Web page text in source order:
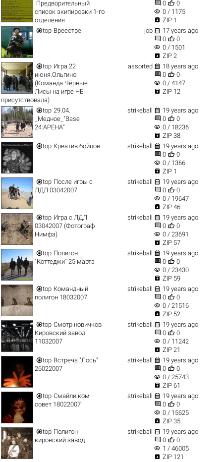
Предворительный
список экипировки 1-го
отделения
 0  0
visibility 0 / 1175
 ZIP 1
top Вреестре job  17 years ago
 0  0
visibility 0 / 1501
 ZIP 2
top Игра 22
июня.Ольгино
(Команда Чёрные
Лисы на игре НЕ
присутствовала)
assorted  18 years ago
 0  0
visibility 0 / 4147
 ZIP 12
top 29.04.
_Медное_"Base
24:АРЕНА"
strikeball  19 years ago
 0  0
visibility 0 / 18236
 ZIP 38
top Креатив бойцов strikeball  19 years ago
 0  0
visibility 0 / 1366
 ZIP 1
top После игры с
ЛДЛ 03042007
strikeball  19 years ago
 0  0
visibility 0 / 19647
 ZIP 46
top Игра с ЛДЛ
03042007 (Фотограф
Нимфа)
strikeball  19 years ago
 0  0
visibility 0 / 23691
 ZIP 57
top Полигон
"Коттеджи" 25 марта
strikeball  19 years ago
 0  0
visibility 0 / 23430
 ZIP 59
top Командный
полигон 18032007
strikeball  19 years ago
 0  0
visibility 0 / 21516
 ZIP 52
top Смотр новичков
Кировский завод
11032007
strikeball  19 years ago
 0  0
visibility 0 / 11242
 ZIP 21
top Встреча "Лось"
26022007
strikeball  19 years ago
 0  0
visibility 0 / 25743
 ZIP 61
top Смайли ком
совет 18022007
strikeball  19 years ago
 0  0
visibility 0 / 15625
 ZIP 35
top Полигон
кировский завод
strikeball  19 years ago
 0  0
visibility 1 / 46005
 ZIP 121